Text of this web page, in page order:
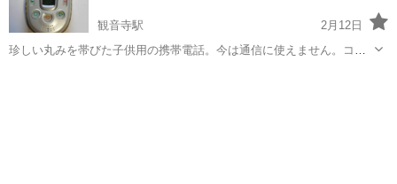
観音寺駅
2月12日
珍しい丸みを帯びた子供用の携帯電話。今は通信に使えません。コレ